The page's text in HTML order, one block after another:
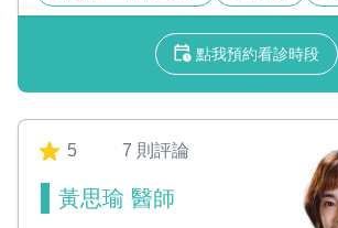
點我預約看診時段
5 7 則評論
黃思瑜 醫師